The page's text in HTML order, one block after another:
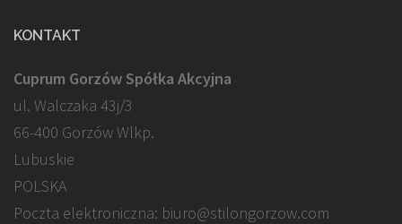
KONTAKT
Cuprum Gorzów Spółka Akcyjna
ul. Walczaka 43j/3
66-400 Gorzów Wlkp.
Lubuskie
POLSKA
Poczta elektroniczna: biuro@stilongorzow.com